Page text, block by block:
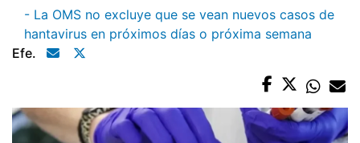
- La OMS no excluye que se vean nuevos casos de
hantavirus en próximos días o próxima semana
Efe.